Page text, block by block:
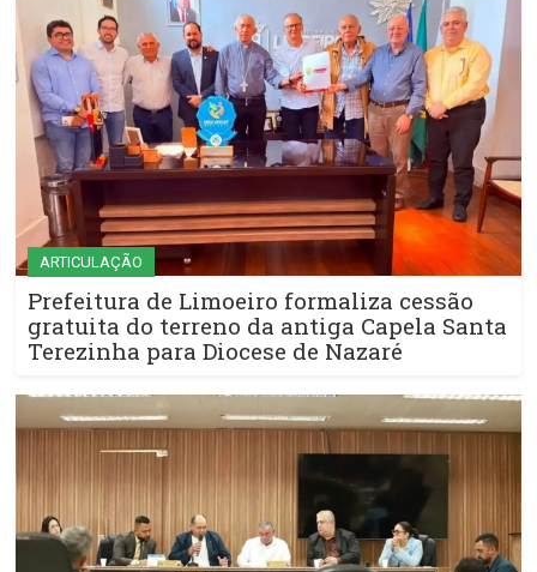
ARTICULAÇÃO
Prefeitura de Limoeiro formaliza cessão
gratuita do terreno da antiga Capela Santa
Terezinha para Diocese de Nazaré